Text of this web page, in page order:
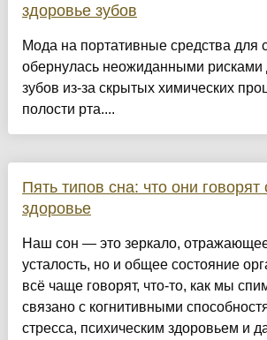
здоровье зубов
Мода на портативные средства для
обернулась неожиданными рисками
зубов из-за скрытых химических
полости рта....
Пять типов сна: что они
здоровье
Наш сон — это зеркало,
усталость, но и общее состояние
всё чаще говорят, что-то, как мы
связано с когнитивными
стресса, психическим здоровьем и